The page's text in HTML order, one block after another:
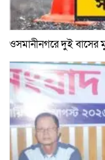
ওসমানীনগরে দুই বাসের